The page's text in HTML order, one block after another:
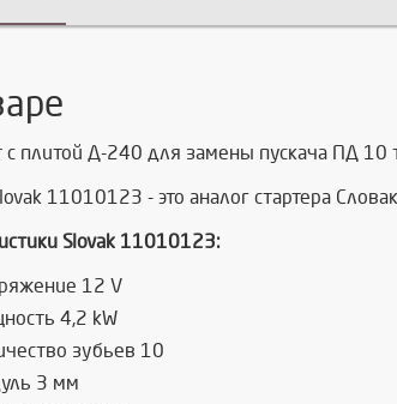
с плитой Д-240 для замены пускача ПД
11010123 - это аналог стартера
Slovak 11010123:
12 V
4,2 kW
зубьев 10
3 мм